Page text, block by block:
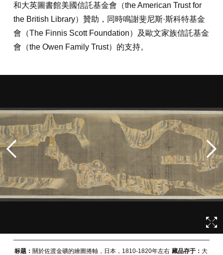
和大英圖書館美國信託基金會（the American Trust for
the British Library）贊助，同時鳴謝斐尼斯·斯科特基金
會（The Finnis Scott Foundation）及歐文家族信託基金
會（the Owen Family Trust）的支持。
标题： 關於佐渡金礦的繪圖捲軸，日本，1810-1820年左右 藏品存于： 大